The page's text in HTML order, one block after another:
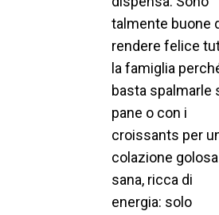
talmente buone
rendere felice
la famiglia
basta spalmarle
pane o con i
croissants per
colazione
sana, ricca di
energia: solo